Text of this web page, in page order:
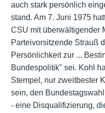
auch stark persönlich
stand. Am 7. Juni 1975
CSU mit überwältigender
Parteivorsitzende Strauß
Persönlichkeit zur ...
Bundespolitik" sei. Kohl
Stempel, nur zweitbester
sein, den
- eine Disqualifizierung,